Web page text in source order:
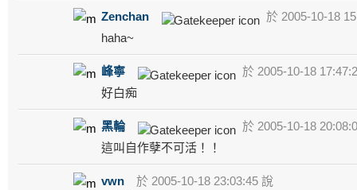
Zenchan
於 2005-10-18
haha~
峰寧
於 2005-10-18
好白痴
黑輪
於 2005-10-18
這叫自作孽不可活！！
vwn
於 2005-10-18 23:03:45 說